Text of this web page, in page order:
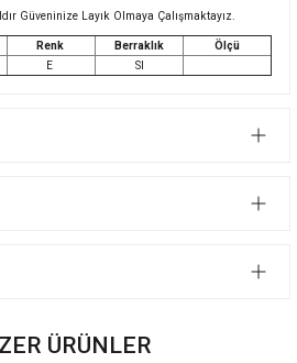
Güveninize Layık Olmaya Çalışmaktayız.
Renk Berraklık
Ölçü
E SI
ÜRÜNLER